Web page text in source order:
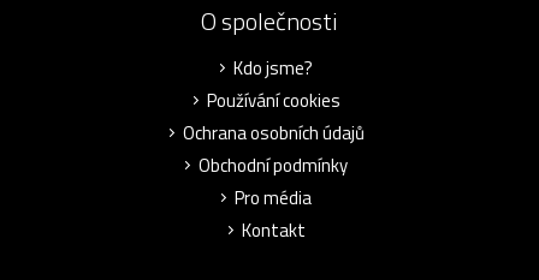
O společnosti
Kdo jsme?
Používání cookies
Ochrana osobních údajů
Obchodní podmínky
Pro média
Kontakt